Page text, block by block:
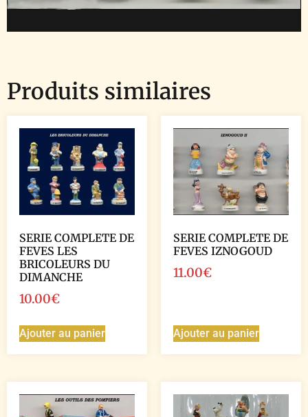
Produits similaires
SERIE COMPLETE DE
FEVES LES
BRICOLEURS DU
DIMANCHE
10.00€
Ajouter au panier
SERIE COMPLETE DE
FEVES IZNOGOUD
11.00€
Ajouter au panier